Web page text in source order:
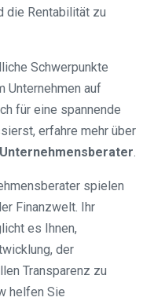
die Rentabilität zu
Schwerpunkte
Unternehmen auf
für eine spannende
erfahre mehr über
.
spielen
Finanzwelt. Ihr
es Ihnen,
der
Transparenz zu
helfen Sie